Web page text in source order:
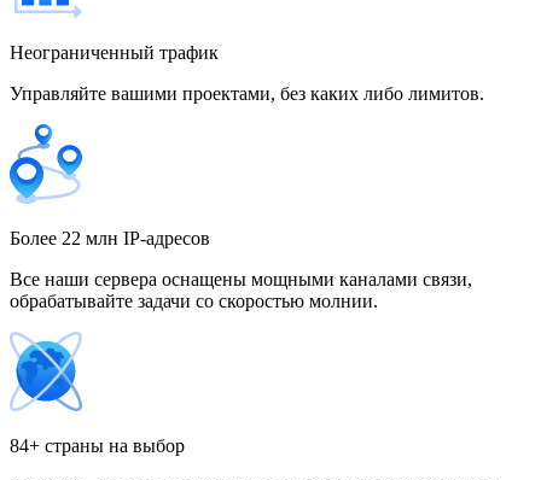
Греция
Неограниченный трафик
Управляйте вашими проектами, без каких либо лимитов.
Более 22 млн IP-адресов
Все наши сервера оснащены мощными каналами связи,
обрабатывайте задачи со скоростью молнии.
84+ страны на выбор